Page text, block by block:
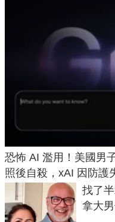
恐怖 AI 濫用！美國男
照後自殺，xAI 因防護
找了
拿大